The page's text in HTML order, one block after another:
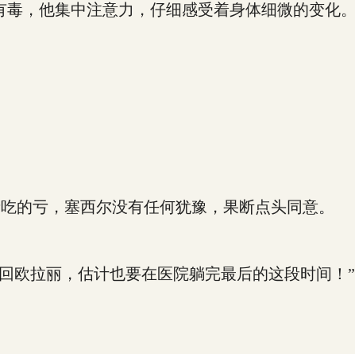
他集中注意力，仔细感受着身体细微的变化。
亏，塞西尔没有任何犹豫，果断点头同意。
拉丽，估计也要在医院躺完最后的这段时间！”